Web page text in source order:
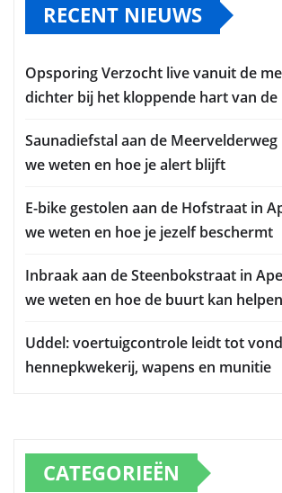
RECENT NIEUWS
Opsporing Verzocht live vanuit de
dichter bij het kloppende hart van
Saunadiefstal aan de
we weten en hoe je alert blijft
E-bike gestolen aan de Hofstraat in
we weten en hoe je jezelf beschermt
Inbraak aan de Steenbokstraat in
we weten en hoe de buurt kan helpen
Uddel: voertuigcontrole leidt tot
hennepkwekerij, wapens en munitie
CATEGORIEËN